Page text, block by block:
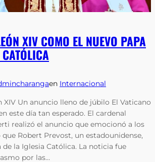
XIV COMO EL NUEVO PAPA
en Internacional
XIV Un anuncio lleno de júbilo El Vaticano
este día tan esperado. El cardenal
realizó el anuncio que emocionó a los
Robert Prevost, un estadounidense,
de la Iglesia Católica. La noticia fue
por las…